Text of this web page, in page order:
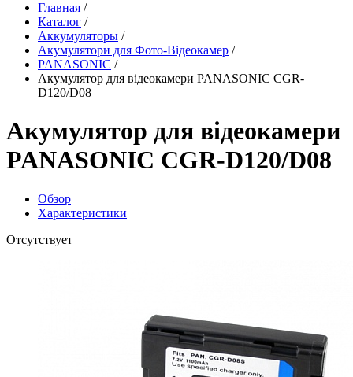
Главная /
Каталог /
Аккумуляторы /
Акумулятори для Фото-Відеокамер /
PANASONIC /
Акумулятор для відеокамери PANASONIC CGR-
D120/D08
Акумулятор для відеокамери
PANASONIC CGR-D120/D08
Обзор
Характеристики
Отсутствует